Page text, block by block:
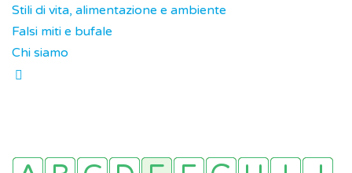
Stili di vita, alimentazione e ambiente
Falsi miti e bufale
Chi siamo